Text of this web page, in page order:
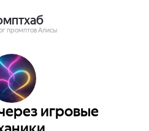
промптов Алисы
игровые